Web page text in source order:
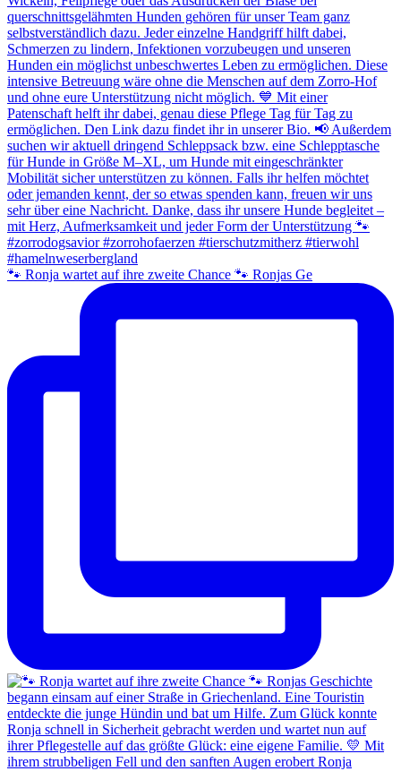
🐾 Ronja wartet auf ihre zweite Chance 🐾 Ronjas Ge